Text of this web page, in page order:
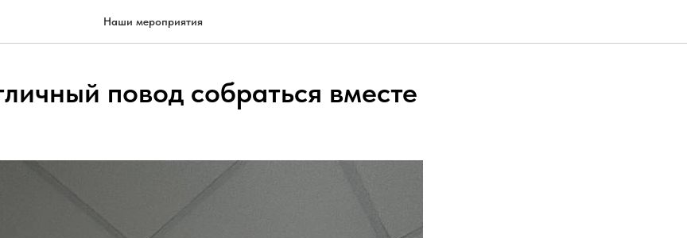
Наши мероприятия
повод собраться вместе